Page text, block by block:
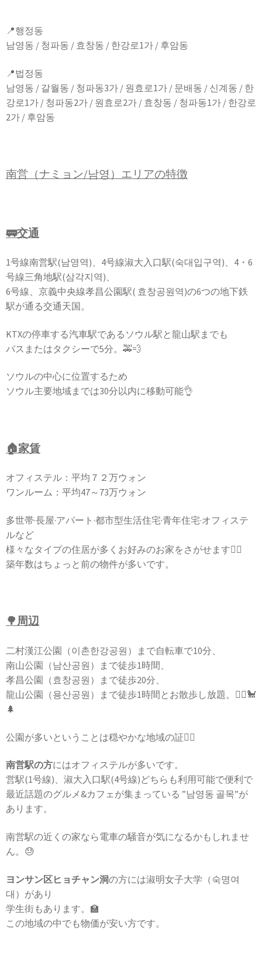
📍행정동
남영동 / 청파동 / 효창동 / 한강로1가 / 후암동
📍법정동
남영동 / 갈월동 / 청파동3가 / 원효로1가 / 문배동 / 신계동 / 한
강로1가 / 청파동2가 / 원효로2가 / 효창동 / 청파동1가 / 한강로
2가 / 후암동
南営（ナミョン/남영）エリアの特徴
🚃交通
1号線南営駅(남영역)、4号線淑大入口駅(숙대입구역)、4・6
号線三角地駅(삼각지역)、
6号線、京義中央線孝昌公園駅( 효창공원역)の6つの地下鉄
駅が通る交通天国。
KTXの停車する汽車駅であるソウル駅と龍山駅までも
バスまたはタクシーで5分。🚕💨
ソウルの中心に位置するため
ソウル主要地域までは30分以内に移動可能👌
🏠家賃
オフィステル：平均７２万ウォン
ワンルーム：平均47～73万ウォン
多世帯·長屋·アパート·都市型生活住宅·青年住宅·オフィステ
ルなど
様々なタイプの住居が多くお好みのお家をさがせます🙆‍♀️
築年数はちょっと前の物件が多いです。
🌳周辺
二村漢江公園（이촌한강공원）まで自転車で10分、
南山公園（남산공원）まで徒歩1時間、
孝昌公園（효창공원）まで徒歩20分、
龍山公園（용산공원）まで徒歩1時間とお散歩し放題。🚶‍♀️🐩
🌲
公園が多いということは穏やかな地域の証🙆‍♀️
南営駅の方にはオフィステルが多いです。
営駅(1号線)、淑大入口駅(4号線)どちらも利用可能で便利で
最近話題のグルメ&カフェが集まっている ”남영동 골목”が
あります。
南営駅の近くの家なら電車の騒音が気になるかもしれませ
ん。😓
ヨンサン区ヒョチャン洞の方には淑明女子大学（숙명여
대）があり
学生街もあります。🏫
この地域の中でも物価が安い方です。